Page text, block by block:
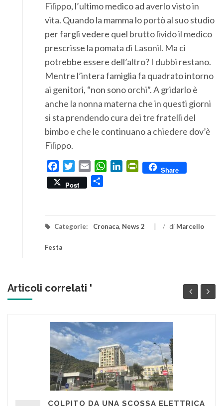
Filippo, l’ultimo medico ad averlo visto in
vita. Quando la mamma lo portò al suo studio
per fargli vedere quel brutto livido il medico
prescrisse la pomata di Lasonil. Ma ci
potrebbe essere dell’altro? I dubbi restano.
Mentre l’intera famiglia fa quadrato intorno
ai genitori, “non sono orchi”. A gridarlo è
anche la nonna materna che in questi giorni
si sta prendendo cura dei tre fratelli del
bimbo e che le continuano a chiedere dov’è
Filippo.
FacebookTwitterEmail WhatsApp
LinkedInPrintFriendly
Share
Post
Categorie: Cronaca, News 2 / di Marcello
Festa
Articoli correlati '
COLPITO DA UNA SCOSSA ELETTRICA